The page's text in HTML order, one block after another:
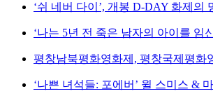
‘쉬 네버 다이’, 개봉 D-DAY 화제의
‘나는 5년 전 죽은 남자의 아이를 임
평창남북평화영화제, 평창국제평화
‘나쁜 녀석들: 포에버’ 윌 스미스 &